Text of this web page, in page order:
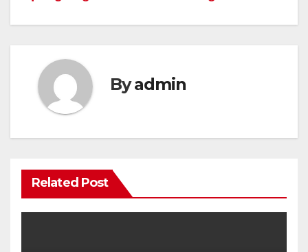
Byadmin
Related Post